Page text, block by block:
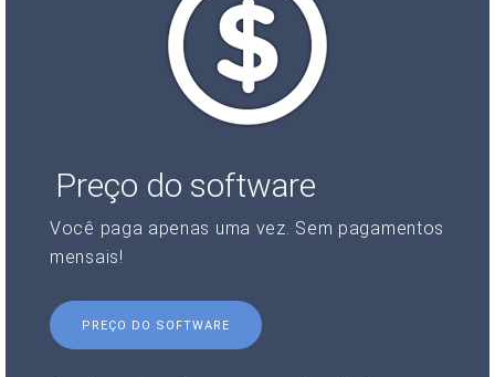
Preço do software
Você paga apenas uma vez. Sem pagamentos
mensais!
PREÇO DO SOFTWARE